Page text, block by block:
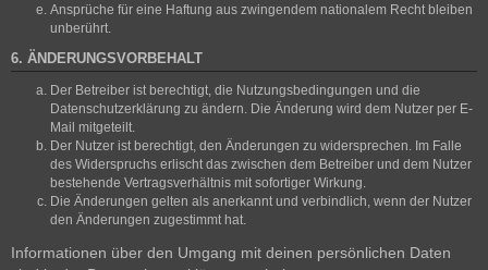
Ansprüche für eine Haftung aus zwingendem nationalem Recht bleiben
unberührt.
6. ÄNDERUNGSVORBEHALT
Der Betreiber ist berechtigt, die Nutzungsbedingungen und die
Datenschutzerklärung zu ändern. Die Änderung wird dem Nutzer per E-
Mail mitgeteilt.
Der Nutzer ist berechtigt, den Änderungen zu widersprechen. Im Falle
des Widerspruchs erlischt das zwischen dem Betreiber und dem Nutzer
bestehende Vertragsverhältnis mit sofortiger Wirkung.
Die Änderungen gelten als anerkannt und verbindlich, wenn der Nutzer
den Änderungen zugestimmt hat.
Informationen über den Umgang mit deinen persönlichen Daten